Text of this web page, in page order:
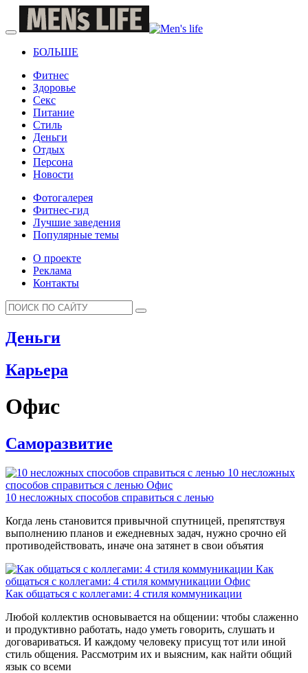
БОЛЬШЕ
Фитнес
Здоровье
Секс
Питание
Стиль
Деньги
Отдых
Персона
Новости
Фотогалерея
Фитнес-гид
Лучшие заведения
Популярные темы
О проекте
Реклама
Контакты
Деньги
Карьера
Офис
Саморазвитие
10 несложных
способов справиться с ленью Офис
10 несложных способов справиться с ленью
Когда лень становится привычной спутницей, препятствуя
выполнению планов и ежедневных задач, нужно срочно ей
противодействовать, иначе она затянет в свои объятия
Как
общаться с коллегами: 4 стиля коммуникации Офис
Как общаться с коллегами: 4 стиля коммуникации
Любой коллектив основывается на общении: чтобы слаженно
и продуктивно работать, надо уметь говорить, слушать и
договариваться. И каждому человеку присущ тот или иной
стиль общения. Рассмотрим их и выясним, как найти общий
язык со всеми